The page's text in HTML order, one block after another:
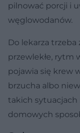
pilnować porcji i
węglowodanów.
Do lekarza trzeba
przewlekłe, rytm
pojawia się krew
brzucha albo
takich sytuacjach
domowych